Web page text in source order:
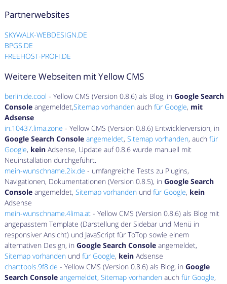
Partnerwebsites
SKYWALK-WEBDESIGN.DE
BPGS.DE
FREEHOST-PROFI.DE
Weitere Webseiten mit Yellow CMS
berlin.de.cool - Yellow CMS (Version 0.8.6) als Blog, inGoogle Search
Console angemeldet,Sitemap vorhanden auchfür Google, mit
Adsense
in.10437.lima.zone - Yellow CMS (Version 0.8.6) Entwicklerversion, in
Google Search Console angemeldet,Sitemap vorhanden, auchfür
Google, kein Adsense, Update auf 0.8.6 wurde manuell mit
Neuinstallation durchgeführt.
mein-wunschname.2ix.de - umfangreiche Tests zu Plugins,
Navigationen, Dokumentationen (Version 0.8.5), inGoogle Search
Console angemeldet,Sitemap vorhanden undfür Google, kein
Adsense
mein-wunschname.4lima.at - Yellow CMS (Version 0.8.6) als Blog mit
angepasstem Template (Darstellung der Sidebar und Menü in
responsiver Ansicht) und JavaScript für ToTop sowie einem
alternativen Design, inGoogle Search Console angemeldet,
Sitemap vorhanden undfür Google, kein Adsense
charttools.9f8.de - Yellow CMS (Version 0.8.6) als Blog, inGoogle
Search Console angemeldet,Sitemap vorhanden auchfür Google,